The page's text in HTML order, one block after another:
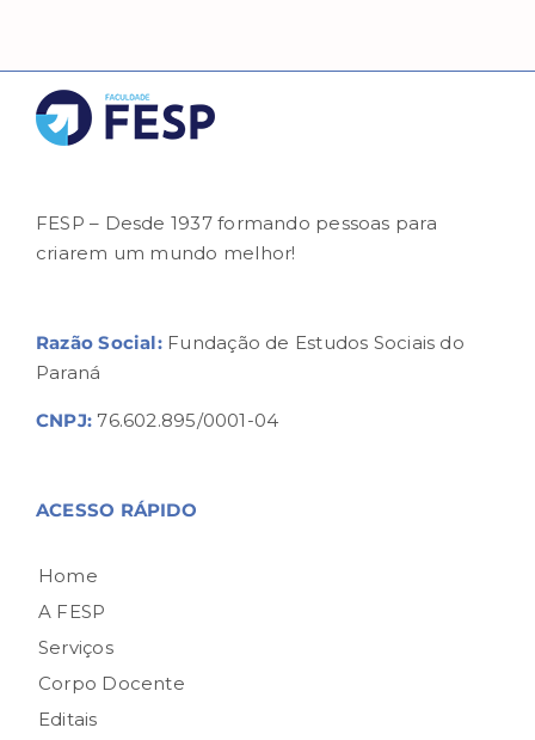
FESP – Desde 1937 formando pessoas para
criarem um mundo melhor!
Razão Social:Fundação de Estudos Sociais do
Paraná
CNPJ: 76.602.895/0001-04
ACESSO RÁPIDO
Home
A FESP
Serviços
Corpo Docente
Editais